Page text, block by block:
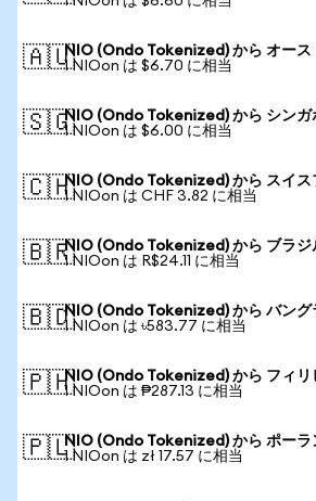
🇦🇺NIO (Ondo Tokenized) から オース
1 NIOon は $6.70 に相当
🇸🇬NIO (Ondo Tokenized) から シンガ
1 NIOon は $6.00 に相当
🇨🇭NIO (Ondo Tokenized) から スイス
1 NIOon は CHF 3.82 に相当
🇧🇷NIO (Ondo Tokenized) から ブラジ
1 NIOon は R$24.11 に相当
🇧🇩NIO (Ondo Tokenized) から バング
1 NIOon は ৳583.77 に相当
🇵🇭NIO (Ondo Tokenized) から フィリ
1 NIOon は ₱287.13 に相当
🇵🇱NIO (Ondo Tokenized) から ポーラ
1 NIOon は zł 17.57 に相当